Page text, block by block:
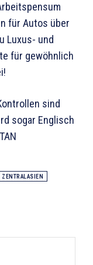
für Autos über
Luxus- und
für gewöhnlich
sind
sogar Englisch
ZENTRALASIEN